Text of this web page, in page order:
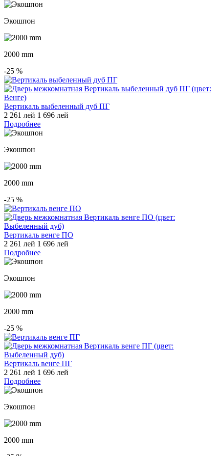
Экошпон
2000 mm
-25 %
Вертикаль выбеленный дуб ПГ
2 261 лей 1 696 лей
Подробнее
Экошпон
2000 mm
-25 %
Вертикаль венге ПО
2 261 лей 1 696 лей
Подробнее
Экошпон
2000 mm
-25 %
Вертикаль венге ПГ
2 261 лей 1 696 лей
Подробнее
Экошпон
2000 mm